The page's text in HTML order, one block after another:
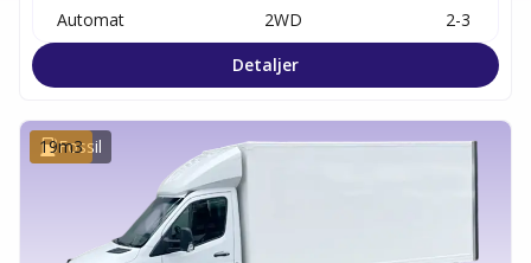
Automat 2WD
2-3
Detaljer
Fossil
19m3